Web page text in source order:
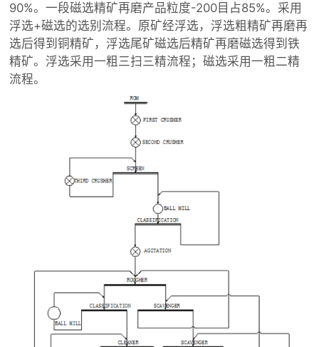
90%。一段磁选精矿再磨产品粒度-200目占85%。采用
浮选+磁选的选别流程。原矿经浮选，浮选粗精矿再磨再
选后得到铜精矿，浮选尾矿磁选后精矿再磨磁选得到铁
精矿。浮选采用一粗三扫三精流程；磁选采用一粗二精
流程。